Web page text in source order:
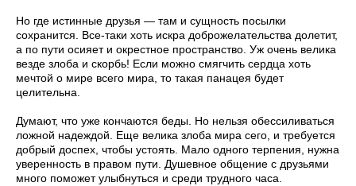
Но где истинные друзья — там и сущность посылки
сохранится. Все-таки хоть искра доброжелательства долетит,
а по пути осияет и окрестное пространство. Уж очень велика
везде злоба и скорбь! Если можно смягчить сердца хоть
мечтой о мире всего мира, то такая панацея будет
целительна.
Думают, что уже кончаются беды. Но нельзя обессиливаться
ложной надеждой. Еще велика злоба мира сего, и требуется
добрый доспех, чтобы устоять. Мало одного терпения, нужна
уверенность в правом пути. Душевное общение с друзьями
много поможет улыбнуться и среди трудного часа.